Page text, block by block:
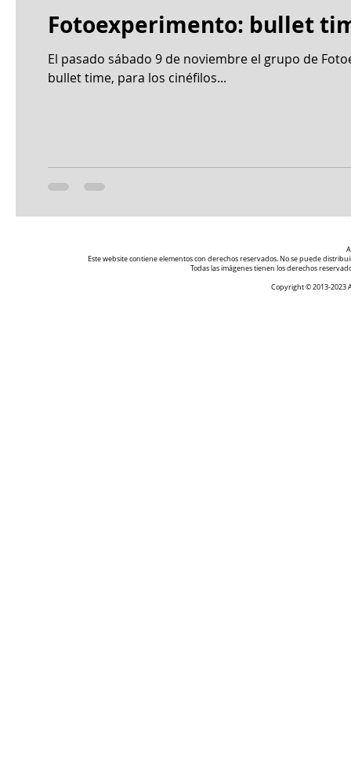
Fotoexperimento: bullet
El pasado sábado 9 de noviembre el grupo de
bullet time, para los cinéfilos...
Este website contiene elementos con derechos reservados. No se puede
Todas las imágenes tienen los derechos
Copyright © 2013-2023